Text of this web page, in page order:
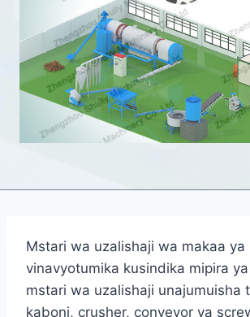
Mstari wa uzalishaji wa makaa ya
vinavyotumika kusindika mipira
mstari wa uzalishaji unajumuisha
kaboni, crusher, conveyor ya